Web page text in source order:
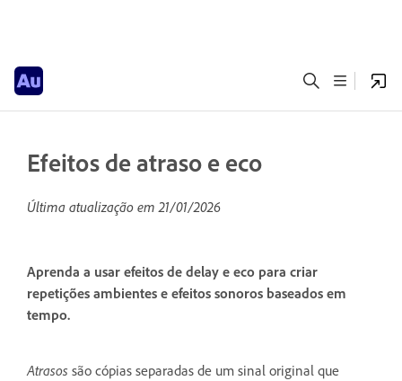
Efeitos de atraso e eco
Última atualização em21/01/2026
Aprenda a usar efeitos de delay e eco para criar
repetições ambientes e efeitos sonoros baseados em
tempo.
Atrasos são cópias separadas de um sinal original que